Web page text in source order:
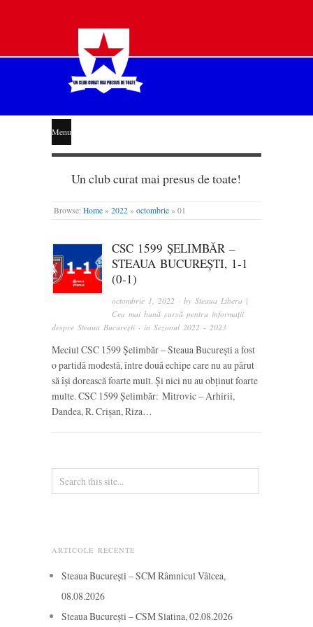
STEAUA
LIBERĂ
Menu
Un club curat mai presus de toate!
Browse: Home » 2022 » octombrie » 01
CSC 1599 ȘELIMBĂR –
STEAUA BUCUREȘTI, 1-1
(0-1)
octombrie 1, 2022 · bySteaua Libera |
Cea mai bună sursă pentru informații
despre Steaua București · in Sezonul 2022 - 2023
Meciul CSC 1599 Șelimbăr – Steaua București a fost
o partidă modestă, între două echipe care nu au părut
să își dorească foarte mult. Și nici nu au obținut foarte
multe. CSC 1599 Șelimbăr: Mitrovic – Arhirii,
Dandea, R. Crișan, Riza…
ARTICOLE RECENTE
Steaua București – SCM Râmnicul Vâlcea,
08.08.2026
Steaua București – CSM Slatina, 02.08.2026